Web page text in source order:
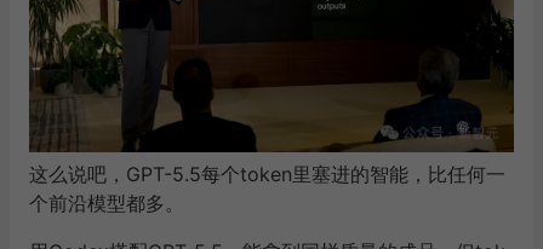
现场，产品负责人Alexander半开玩笑地说道——
GPT-5.5最恨的一件事，就是浪费token。